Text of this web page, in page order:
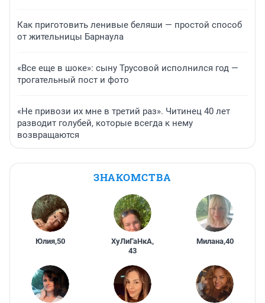
Как приготовить ленивые беляши — простой способ
от жительницы Барнаула
«Все еще в шоке»: сыну Трусовой исполнился год —
трогательный пост и фото
«Не привози их мне в третий раз». Читинец 40 лет
разводит голубей, которые всегда к нему
возвращаются
ЗНАКОМСТВА
Юлия,50 ХуЛиГаНкА,
43
Милана,40